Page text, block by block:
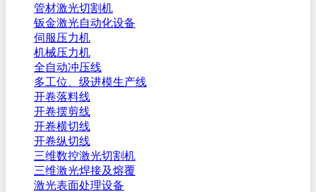
管材激光切割机
钣金激光自动化设备
伺服压力机
机械压力机
全自动冲压线
多工位、级进模生产线
开卷落料线
开卷摆剪线
开卷横切线
开卷纵切线
三维数控激光切割机
三维激光焊接及熔覆
激光表面处理设备